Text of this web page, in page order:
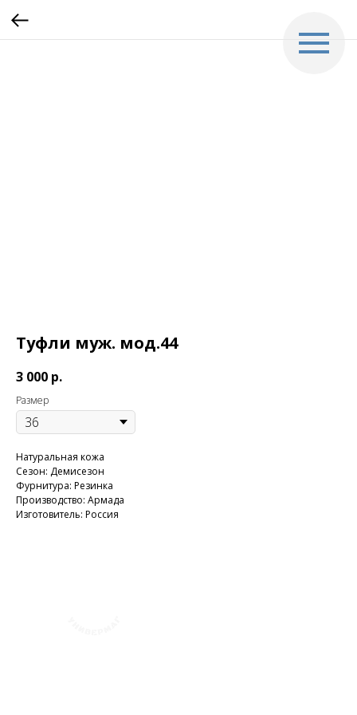
Туфли муж. мод.44
3 000 р.
Размер
Натуральная кожа
Сезон: Демисезон
Фурнитура: Резинка
Производство: Армада
Изготовитель: Россия